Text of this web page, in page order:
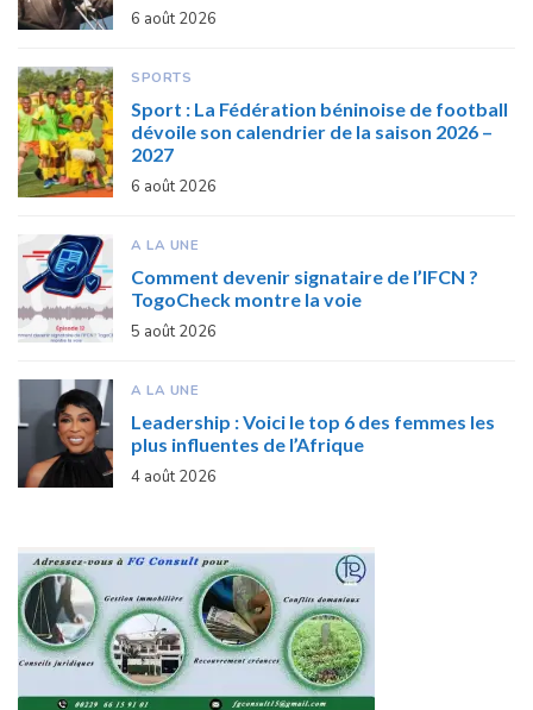
6 août 2026
SPORTS
Sport : La Fédération béninoise de football
dévoile son calendrier de la saison 2026 –
2027
6 août 2026
A LA UNE
Comment devenir signataire de l’IFCN ?
TogoCheck montre la voie
5 août 2026
A LA UNE
Leadership : Voici le top 6 des femmes les
plus influentes de l’Afrique
4 août 2026